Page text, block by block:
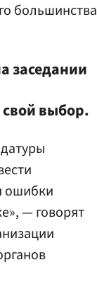
большинства
заседании
выбор.
ошибки
— говорят